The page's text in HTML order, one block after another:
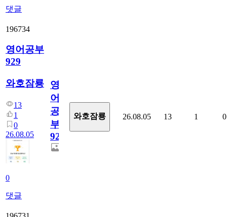
댓글
196734
영어공부
929
와호잠룡
13
1
0
26.08.05
0
댓글
영
어
공
부
929
와호잠룡 26.08.05 13 1 0